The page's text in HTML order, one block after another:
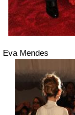
Eva Mendes